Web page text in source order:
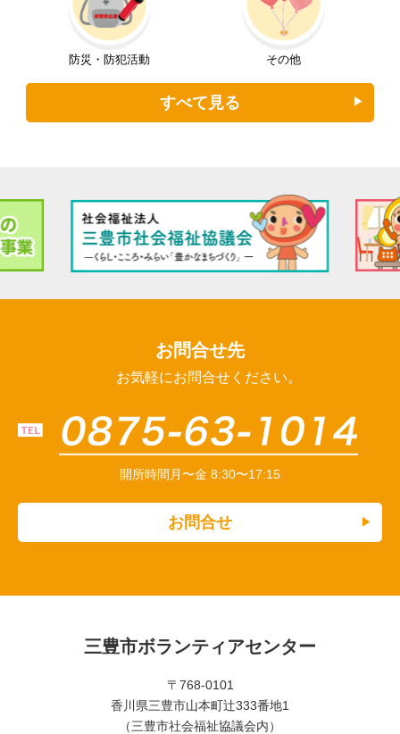
防災・防犯活動 その他
すべて見る
お問合せ先
お気軽にお問合せください。
開所時間 月〜金 8:30〜17:15
お問合せ
三豊市ボランティアセンター
〒768-0101
香川県三豊市山本町辻󠄀333番地1
（三豊市社会福祉協議会内）